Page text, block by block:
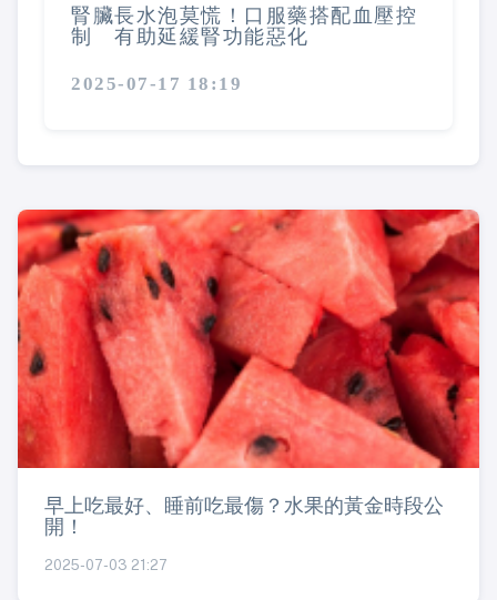
腎臟長水泡莫慌！口服藥搭配血壓控
制 有助延緩腎功能惡化
2025-07-17 18:19
早上吃最好、睡前吃最傷？水果的黃金時段公
開！
2025-07-03 21:27